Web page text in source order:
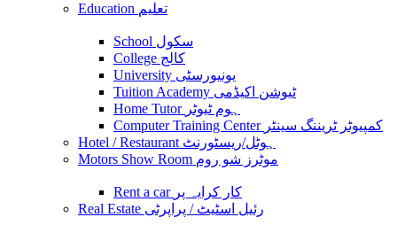
Education تعلیم
School سکول
College کالج
University یونیورسٹی
Tuition Academy ٹیوشن اکیڈمی
Home Tutor ہوم ٹیوٹر
Computer Training Center کمپیوٹر ٹریننگ سینٹر
Hotel / Restaurant ہوٹل/ریسٹورنٹ
Motors Show Room موٹرز شو روم
Rent a car کار کرایہ پر
Real Estate رئیل اسٹیٹ / پراپرٹی